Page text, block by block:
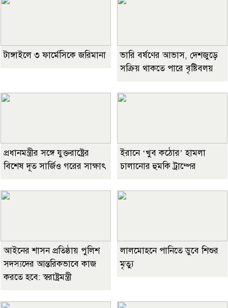
টাঙ্গাইলে ৩ ফার্মেসিকে জরিমানা
ভারি বর্ষণের আভাস, দেশজুড়ে
সক্রিয় থাকতে পারে বৃষ্টিবলয়
প্রধানমন্ত্রীর সঙ্গে যুক্তরাষ্ট্রের
বিশেষ দূত সার্জিও গরের সাক্ষাৎ
ইরানে ‘খুব কঠোর’ হামলা
চালানোর হুমকি ট্রাম্পের
আইনের শাসন প্রতিষ্ঠায় পুলিশ
সদস্যদের আন্তরিকভাবে কাজ
করতে হবে: স্বরাষ্ট্রমন্ত্রী
লালমোহনে পানিতে ডুবে শিশুর
মৃত্যু